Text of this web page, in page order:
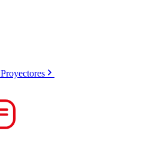
Proyectores